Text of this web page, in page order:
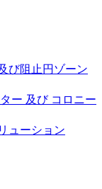
び阻止円ゾーン
ー 及び コロニー
ューション